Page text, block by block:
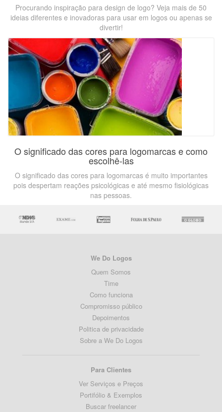
Procurando inspiração para design de logo? Veja mais de 50
ideias diferentes e inovadoras para usar em logos ou apenas se
divertir!
O significado das cores para logomarcas e como
escolhê-las
O significado das cores para logomarcas é muito importantes
pois despertam reações psicológicas e até mesmo fisiológicas
nas pessoas.
We Do Logos
Quem Somos
Time
Como funciona
Compromisso público
Depoimentos
Politica de privacidade
Sobre a We Do Logos
Para Clientes
Ver Serviços e Preços
Portifólio & Exemplos
Buscar freelancer